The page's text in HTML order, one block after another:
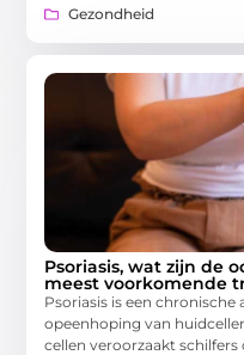
Gezondheid
Psoriasis, wat zijn de
meest voorkomende
Psoriasis is een
opeenhoping van
cellen veroorzaakt